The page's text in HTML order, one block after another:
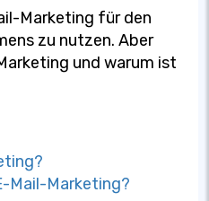
Marketing für den
zu nutzen. Aber
und warum ist
Mail-Marketing?